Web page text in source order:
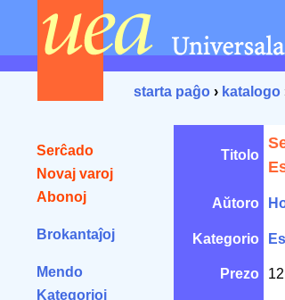
starta paĝo › katalogo
Serĉado
Novaj varoj
Abonoj
Brokantaĵoj
Mendo
Kategorioj
Titolo
Aŭtoro
Kategorio
Prezo